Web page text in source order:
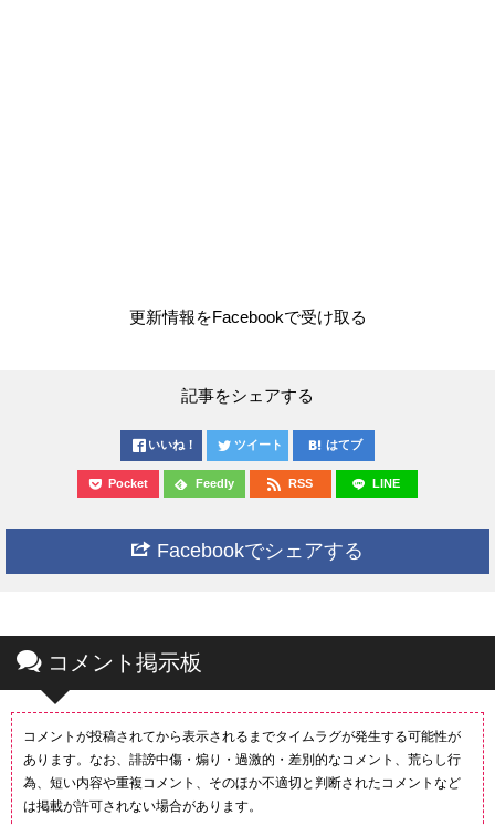
更新情報をFacebookで受け取る
記事をシェアする
いいね！ ツイート はてブ
Pocket Feedly RSS LINE
Facebookでシェアする
コメント掲示板
コメントが投稿されてから表示されるまでタイムラグが発生する可能性が
あります。なお、誹謗中傷・煽り・過激的・差別的なコメント、荒らし行
為、短い内容や重複コメント、そのほか不適切と判断されたコメントなど
は掲載が許可されない場合があります。